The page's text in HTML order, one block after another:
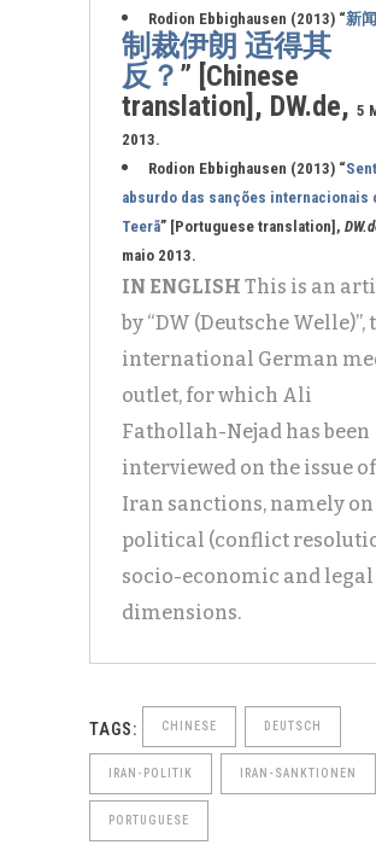
Rodion Ebbighausen (2013) “新
制裁伊朗 适得其
反？ ” [Chinese
translation], DW.de, 5
2013.
Rodion Ebbighausen (2013) “
absurdo das sanções internacionais
Teerã” [Portuguese translation],
maio 2013.
IN ENGLISH This is an
by “DW (Deutsche Welle)”,
international German
outlet, for which Ali
Fathollah-Nejad has been
interviewed on the issue of
Iran sanctions, namely
political (conflict
socio-economic and legal
dimensions.
TAGS: CHINESE DEUTSCH
IRAN-POLITIK IRAN-SANKTIONEN
PORTUGUESE